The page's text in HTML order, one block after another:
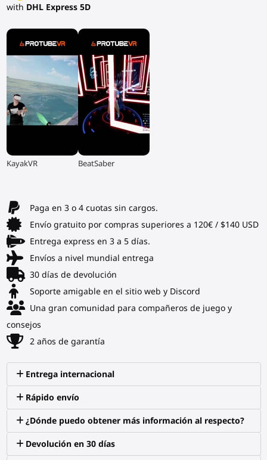
with DHL Express 5D
▶
KayakVR ▶
BeatSaber
Paga en 3 o 4 cuotas sin cargos.
Envío gratuito por compras superiores a 120€ / $140 USD
Entrega express en 3 a 5 días.
Envíos a nivel mundial entrega
30 días de devolución
Soporte amigable en el sitio web y Discord
Una gran comunidad para compañeros de juego y
consejos
2 años de garantía
Entrega internacional
Rápido envío
¿Dónde puedo obtener más información al respecto?
Devolución en 30 días